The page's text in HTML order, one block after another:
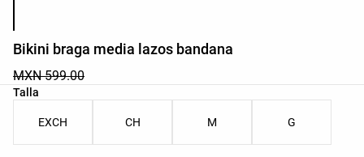
Bikini braga media lazos bandana
MXN 599.00
Talla
Lista de tallas del producto
EXCH CH M G